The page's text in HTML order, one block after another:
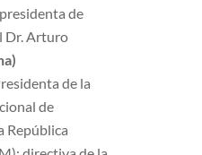
de
Dr. Arturo
de la
de
República